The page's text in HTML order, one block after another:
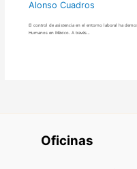
Alonso Cuadros
El control de asistencia en el entorno laboral ha
Humanos en México. A través…
Oficinas